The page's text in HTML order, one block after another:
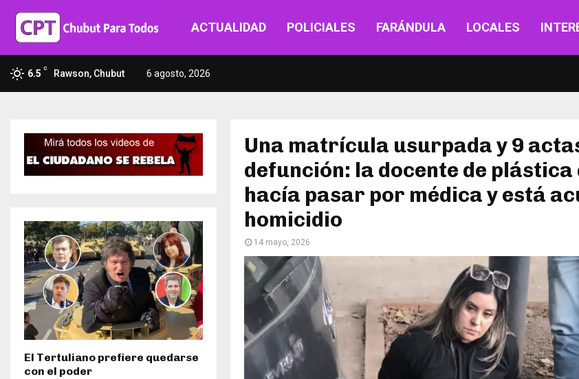
ACTUALIDAD POLICIALES FARÁNDULA LOCALES
6.5 C Rawson, Chubut 6 agosto, 2026
Una matrícula usurpada y 9
defunción: la docente de plástica
hacía pasar por médica y está
homicidio
14 mayo, 2026
El Tertuliano prefiere quedarse
con el poder